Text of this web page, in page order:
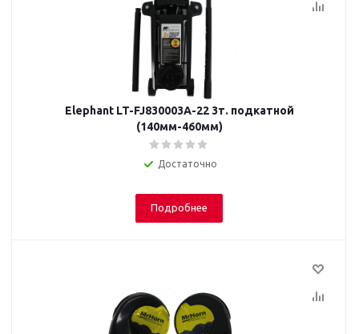
Elephant LT-FJ830003A-22 3т. подкатной
(140мм-460мм)
Достаточно
Подробнее